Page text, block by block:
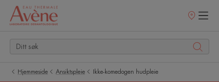
Utsalgssteder
Hjemmeside Ansiktspleie Ikke-komedogen hudpleie